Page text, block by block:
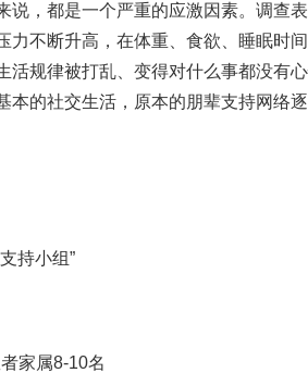
说，都是一个严重的应激因素。调查
力不断升高，在体重、食欲、睡眠时
活规律被打乱、变得对什么事都没有
本的社交生活，原本的朋辈支持网络
持小组”
家属8-10名